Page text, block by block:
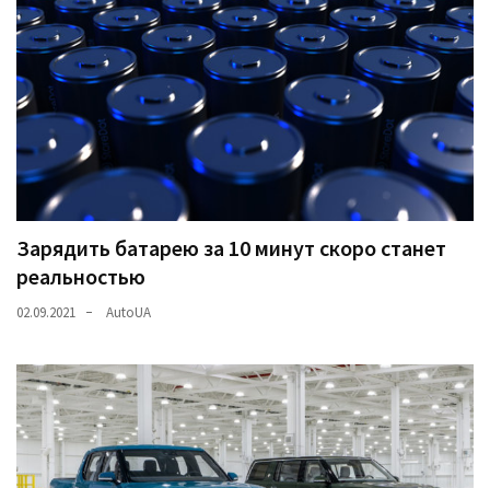
Зарядить батарею за 10 минут скоро станет
реальностью
02.09.2021 AutoUA